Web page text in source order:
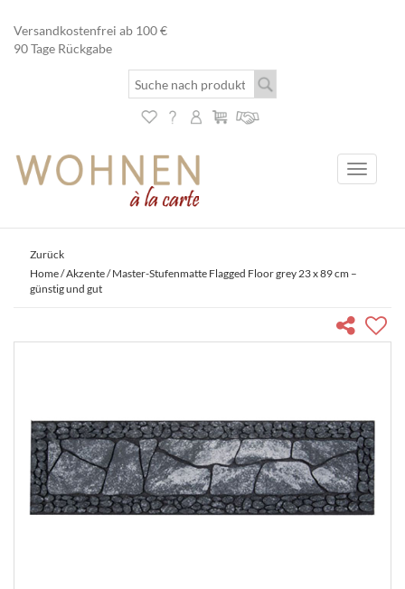
Versandkostenfrei ab 100 €
90 Tage Rückgabe
Toggle
Zurück
Home/Akzente/ Master-Stufenmatte Flagged Floor grey 23 x 89 cm –
günstig und gut